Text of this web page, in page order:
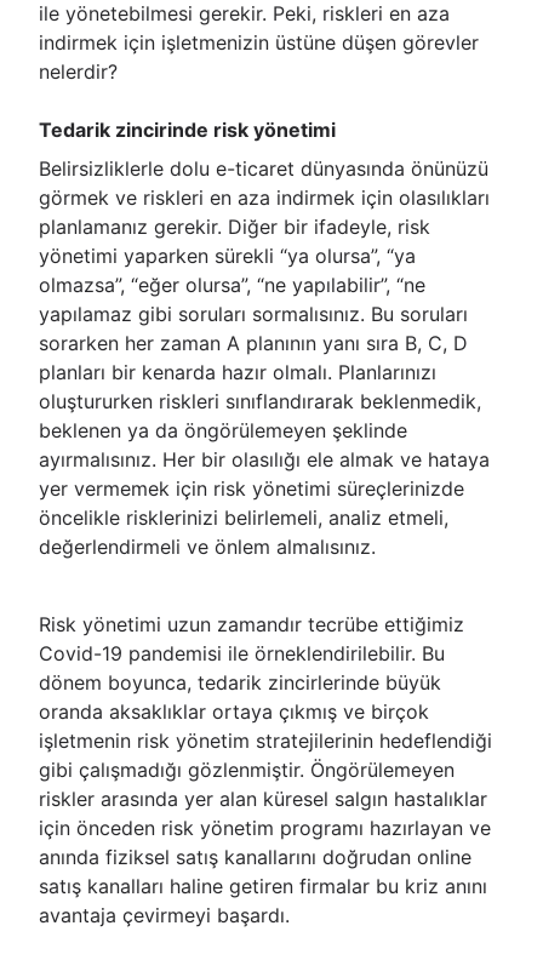
ile yönetebilmesi gerekir. Peki, riskleri en aza
indirmek için işletmenizin üstüne düşen görevler
nelerdir?
Tedarik zincirinde risk yönetimi
Belirsizliklerle dolu e-ticaret dünyasında önünüzü
görmek ve riskleri en aza indirmek için olasılıkları
planlamanız gerekir. Diğer bir ifadeyle, risk
yönetimi yaparken sürekli “ya olursa”, “ya
olmazsa”, “eğer olursa”, “ne yapılabilir”, “ne
yapılamaz gibi soruları sormalısınız. Bu soruları
sorarken her zaman A planının yanı sıra B, C, D
planları bir kenarda hazır olmalı. Planlarınızı
oluştururken riskleri sınıflandırarak beklenmedik,
beklenen ya da öngörülemeyen şeklinde
ayırmalısınız. Her bir olasılığı ele almak ve hataya
yer vermemek için risk yönetimi süreçlerinizde
öncelikle risklerinizi belirlemeli, analiz etmeli,
değerlendirmeli ve önlem almalısınız.
Risk yönetimi uzun zamandır tecrübe ettiğimiz
Covid-19 pandemisi ile örneklendirilebilir. Bu
dönem boyunca, tedarik zincirlerinde büyük
oranda aksaklıklar ortaya çıkmış ve birçok
işletmenin risk yönetim stratejilerinin hedeflendiği
gibi çalışmadığı gözlenmiştir. Öngörülemeyen
riskler arasında yer alan küresel salgın hastalıklar
için önceden risk yönetim programı hazırlayan ve
anında fiziksel satış kanallarını doğrudan online
satış kanalları haline getiren firmalar bu kriz anını
avantaja çevirmeyi başardı.